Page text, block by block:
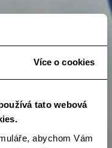
Více o cookies
tato webová
abychom Vám